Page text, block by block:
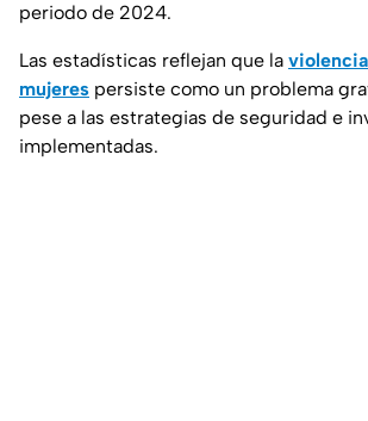
periodo de 2024.
Las estadísticas reflejan que la
mujeres persiste como un problema
pese a las estrategias de seguridad e
implementadas.